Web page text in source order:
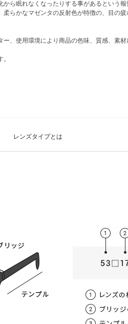
ら眠れなくなったりする事があるという報
らかなマゼンタの反射色が特徴の、目の
、使用環境により商品の色味、質感、素材
レンズタイプとは
薄
取扱度数